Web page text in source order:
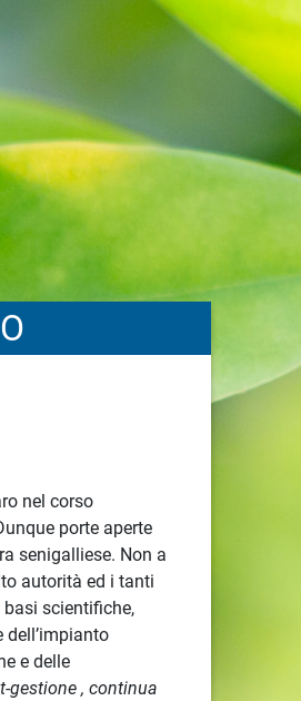
nel corso
porte aperte
senigalliese. Non a
autorità ed i tanti
scientifiche,
dell’impianto
e delle
gestione , continua